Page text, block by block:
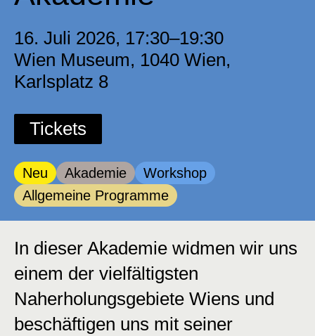
16. Juli 2026, 17:30–19:30
Wien Museum, 1040 Wien,
Karlsplatz 8
Tickets
Kategorie:
Neu Kategorie:
Akademie Kategorie:
Workshop
Kategorie:
Allgemeine Programme
In dieser Akademie widmen wir uns
einem der vielfältigsten
Naherholungsgebiete Wiens und
beschäftigen uns mit seiner